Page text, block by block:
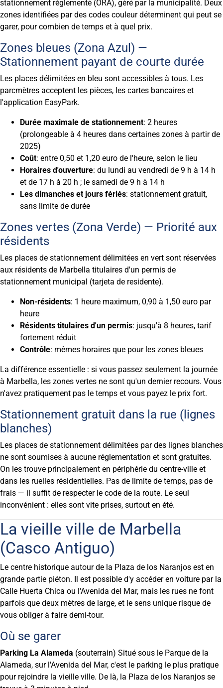
stationnement réglementé (ORA), géré par la municipalité. Deux
zones identifiées par des codes couleur déterminent qui peut se
garer, pour combien de temps et à quel prix.
Zones bleues (Zona Azul) —
Stationnement payant de courte durée
Les places délimitées en bleu sont accessibles à tous. Les
parcmètres acceptent les pièces, les cartes bancaires et
l'application EasyPark.
Durée maximale de stationnement: 2 heures
(prolongeable à 4 heures dans certaines zones à partir de
2025)
Coût: entre 0,50 et 1,20 euro de l'heure, selon le lieu
Horaires d'ouverture: du lundi au vendredi de 9 h à 14 h
et de 17 h à 20 h ; le samedi de 9 h à 14 h
Les dimanches et jours fériés: stationnement gratuit,
sans limite de durée
Zones vertes (Zona Verde) — Priorité aux
résidents
Les places de stationnement délimitées en vert sont réservées
aux résidents de Marbella titulaires d'un permis de
stationnement municipal (tarjeta de residente).
Non-résidents: 1 heure maximum, 0,90 à 1,50 euro par
heure
Résidents titulaires d'un permis: jusqu'à 8 heures, tarif
fortement réduit
Contrôle: mêmes horaires que pour les zones bleues
La différence essentielle : si vous passez seulement la journée
à Marbella, les zones vertes ne sont qu'un dernier recours. Vous
n'avez pratiquement pas le temps et vous payez le prix fort.
Stationnement gratuit dans la rue (lignes
blanches)
Les places de stationnement délimitées par des lignes blanches
ne sont soumises à aucune réglementation et sont gratuites.
On les trouve principalement en périphérie du centre-ville et
dans les ruelles résidentielles. Pas de limite de temps, pas de
frais — il suffit de respecter le code de la route. Le seul
inconvénient : elles sont vite prises, surtout en été.
La vieille ville de Marbella
(Casco Antiguo)
Le centre historique autour de la Plaza de los Naranjos est en
grande partie piéton. Il est possible d'y accéder en voiture par la
Calle Huerta Chica ou l'Avenida del Mar, mais les rues ne font
parfois que deux mètres de large, et le sens unique risque de
vous obliger à faire demi-tour.
Où se garer
Parking La Alameda (souterrain) Situé sous le Parque de la
Alameda, sur l'Avenida del Mar, c'est le parking le plus pratique
pour rejoindre la vieille ville. De là, la Plaza de los Naranjos se